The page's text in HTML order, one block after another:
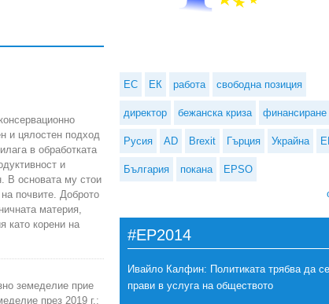
и цялостен подход
в обработката
и
В основата му стои
почвите. Доброто
материя,
като корени на
земеделие прие
през 2019 г.:
ЕС ЕК работа свободна позиция
директор бежанска криза финансиране
Русия AD Brexit Гърция Украйна
България покана EPSO
#EP2014
Ивайло Калфин: Политиката трябва да се
прави в услуга на обществото